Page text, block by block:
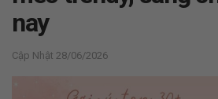
nay
28/06/2026